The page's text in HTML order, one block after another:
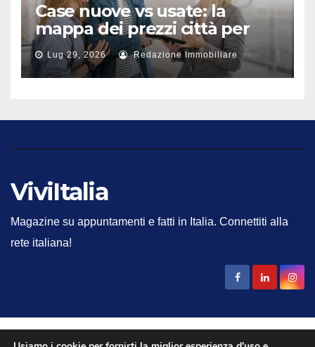
Case nuove vs usate: la
mappa dei prezzi città per
città
Lug 29, 2026 Redazione Immobiliare
ViviItalia
Magazine su appuntamenti e fatti in Italia. Connettiti alla
rete italiana!